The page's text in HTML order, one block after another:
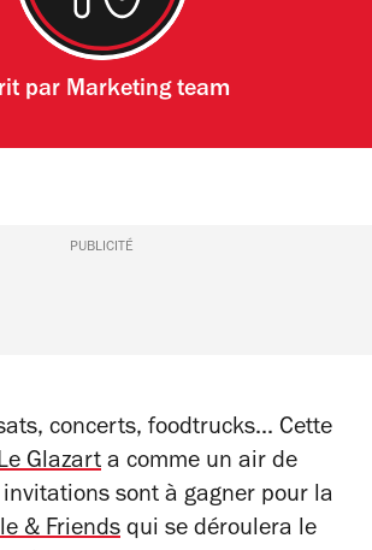
par Marketing team
PUBLICITÉ
concerts, foodtrucks... Cette
Glazart a comme un air de
invitations sont à gagner pour la
& Friends qui se déroulera le